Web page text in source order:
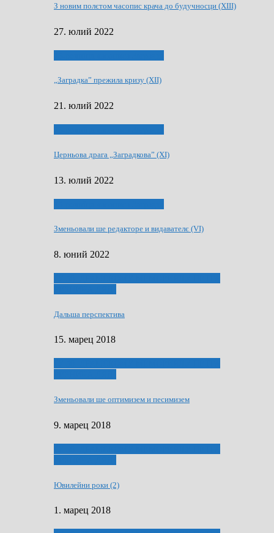
З новим полєтом часопис крача до будучносци (XIII)
27. юлий 2022
„Заградка” прежила кризу (XII)
21. юлий 2022
Церньова драга „Заградкова” (XI)
13. юлий 2022
Зменьовали ше редакторе и видавателє (VI)
8. юний 2022
Дальша перспектива
15. марец 2018
Зменьовали ше оптимизем и песимизем
9. марец 2018
Ювилейни роки (2)
1. марец 2018